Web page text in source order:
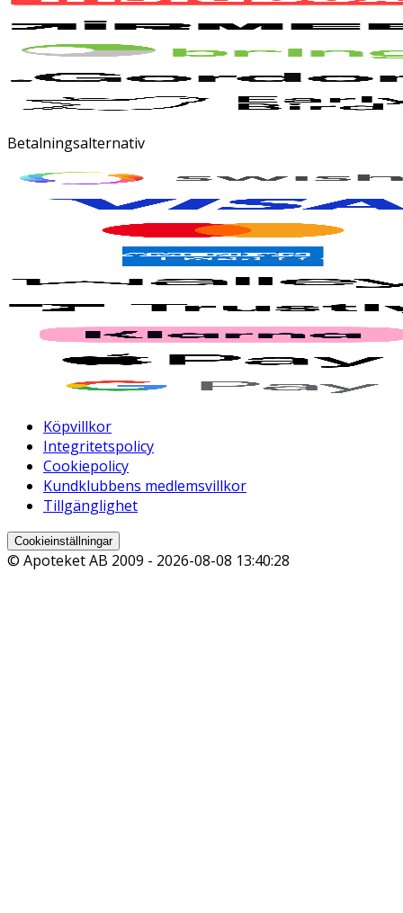
Betalningsalternativ
Köpvillkor
Integritetspolicy
Cookiepolicy
Kundklubbens medlemsvillkor
Tillgänglighet
Cookieinställningar
© Apoteket AB 2009 - 2026-08-08 13:40:28